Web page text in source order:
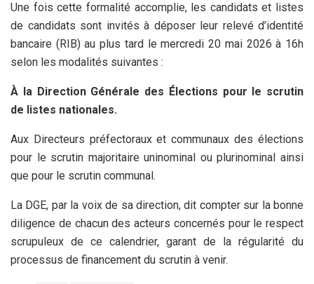
Une fois cette formalité accomplie, les candidats et listes
de candidats sont invités à déposer leur relevé d’identité
bancaire (RIB) au plus tard le mercredi 20 mai 2026 à 16h
selon les modalités suivantes :
À la Direction Générale des Élections pour le scrutin
de listes nationales.
Aux Directeurs préfectoraux et communaux des élections
pour le scrutin majoritaire uninominal ou plurinominal ainsi
que pour le scrutin communal.
La DGE, par la voix de sa direction, dit compter sur la bonne
diligence de chacun des acteurs concernés pour le respect
scrupuleux de ce calendrier, garant de la régularité du
processus de financement du scrutin à venir.